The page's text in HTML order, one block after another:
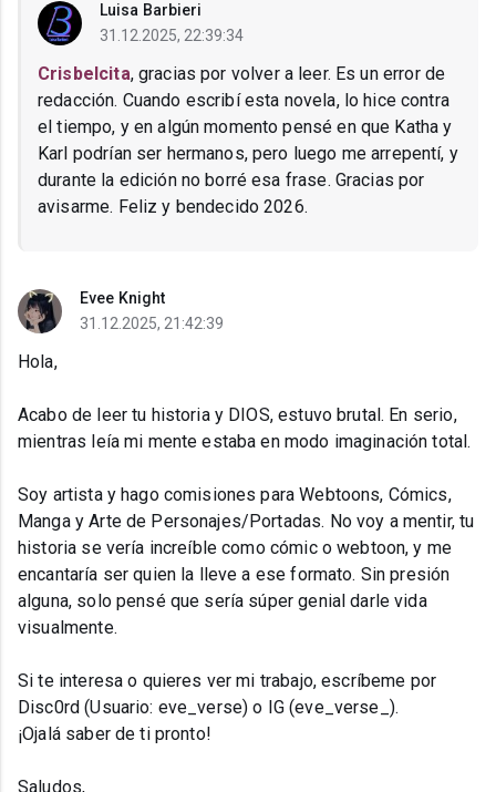
Luisa Barbieri
31.12.2025, 22:39:34
Crisbelcita, gracias por volver a leer. Es un error de
redacción. Cuando escribí esta novela, lo hice contra
el tiempo, y en algún momento pensé en que Katha y
Karl podrían ser hermanos, pero luego me arrepentí, y
durante la edición no borré esa frase. Gracias por
avisarme. Feliz y bendecido 2026.
Evee Knight
31.12.2025, 21:42:39
Hola,
Acabo de leer tu historia y DIOS, estuvo brutal. En serio,
mientras leía mi mente estaba en modo imaginación total.
Soy artista y hago comisiones para Webtoons, Cómics,
Manga y Arte de Personajes/Portadas. No voy a mentir, tu
historia se vería increíble como cómic o webtoon, y me
encantaría ser quien la lleve a ese formato. Sin presión
alguna, solo pensé que sería súper genial darle vida
visualmente.
Si te interesa o quieres ver mi trabajo, escríbeme por
Disc0rd (Usuario: eve_verse) o IG (eve_verse_).
¡Ojalá saber de ti pronto!
Saludos,